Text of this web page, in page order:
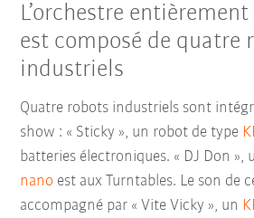
L’orchestre
est composé de quatre
industriels
Quatre robots industriels sont
show : « Sticky », un robot de type
batteries électroniques. « DJ Don »,
nano est aux Turntables. Le son de
accompagné par « Vite Vicky », un